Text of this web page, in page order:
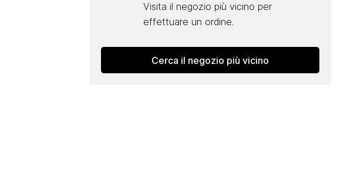
Visita il negozio più vicino per
effettuare un ordine.
Cerca il negozio più vicino